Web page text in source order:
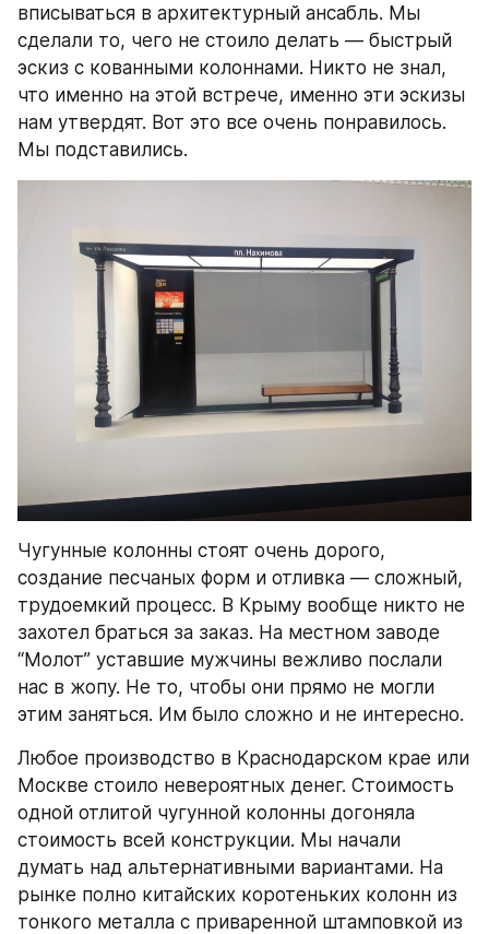
вписываться в архитектурный ансабль. Мы
сделали то, чего не стоило делать — быстрый
эскиз с кованными колоннами. Никто не знал,
что именно на этой встрече, именно эти эскизы
нам утвердят. Вот это все очень понравилось.
Мы подставились.
Чугунные колонны стоят очень дорого,
создание песчаных форм и отливка — сложный,
трудоемкий процесс. В Крыму вообще никто не
захотел браться за заказ. На местном заводе
“Молот” уставшие мужчины вежливо послали
нас в жопу. Не то, чтобы они прямо не могли
этим заняться. Им было сложно и не интересно.
Любое производство в Краснодарском крае или
Москве стоило невероятных денег. Стоимость
одной отлитой чугунной колонны догоняла
стоимость всей конструкции. Мы начали
думать над альтернативными вариантами. На
рынке полно китайских коротеньких колонн из
тонкого металла с приваренной штамповкой из